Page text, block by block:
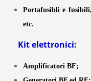
Portafusibli e
etc.
Kit elettronici:
Amplificatori BF;